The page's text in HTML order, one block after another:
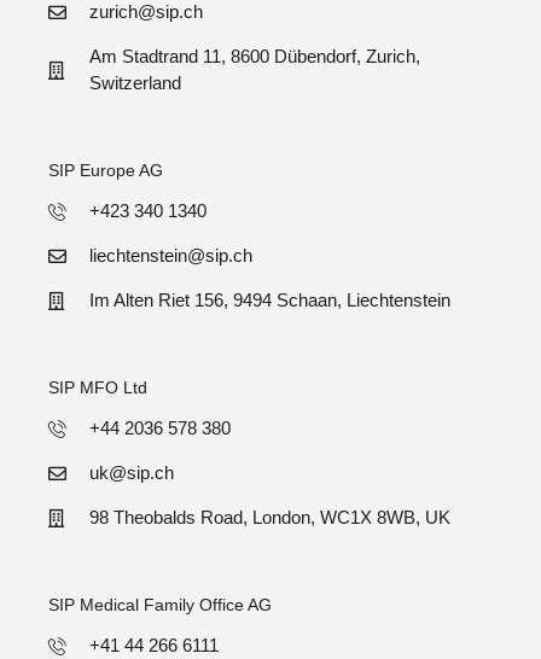
zurich@sip.ch
Am Stadtrand 11, 8600 Dübendorf, Zurich,
Switzerland
SIP Europe AG
+423 340 1340
liechtenstein@sip.ch
Im Alten Riet 156, 9494 Schaan, Liechtenstein
SIP MFO Ltd
+44 2036 578 380
uk@sip.ch
98 Theobalds Road, London, WC1X 8WB, UK
SIP Medical Family Office AG
+41 44 266 6111